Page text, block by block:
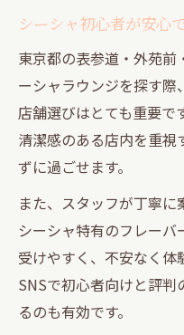
シーシャ初心者が安心
東京都の表参道・外苑
ーシャラウンジを探す際
店舗選びはとても重要で
清潔感のある店内を重視
ずに過ごせます。
また、スタッフが丁寧に
シーシャ特有のフレー
受けやすく、不安なく体
SNSで初心者向けと評
るのも有効です。